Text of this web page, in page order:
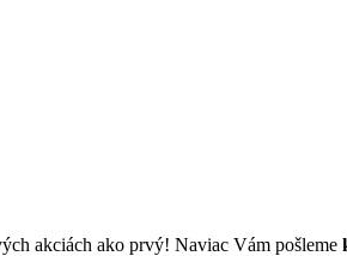
akciách ako prvý! Naviac Vám pošleme